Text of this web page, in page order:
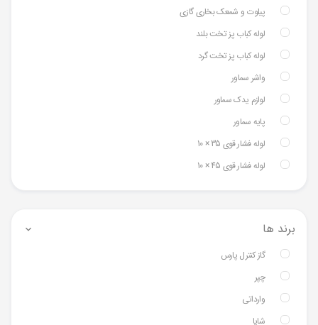
پیلوت و شمعک بخاری گازی
لوله کباب پز تخت بلند
لوله کباب پز تخت گرد
واشر سماور
لوازم یدک سماور
پایه سماور
لوله فشار قوی 35 × 10
لوله فشار قوی 45 × 10
برند ها
گاز کنترل پارس
چپر
وارداتی
شایا